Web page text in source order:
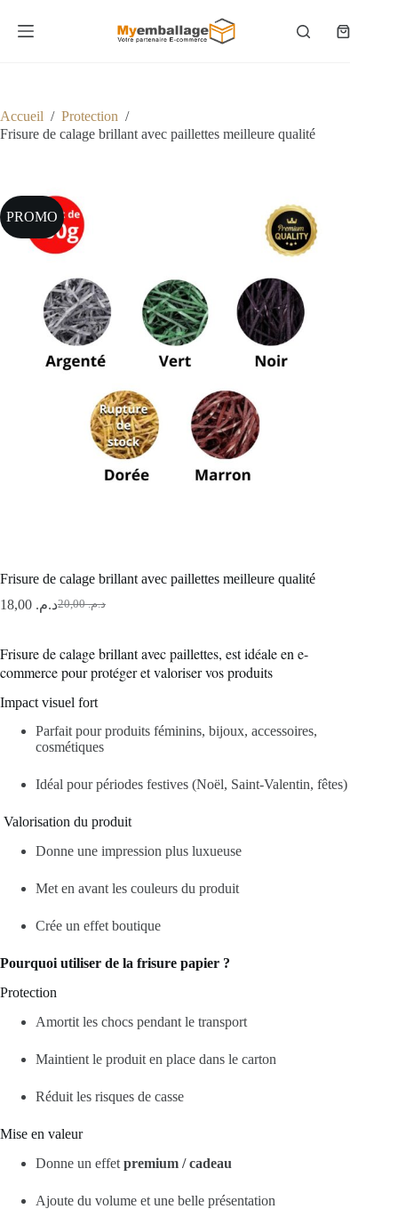
contenu
Panier
Accueil / Protection /
Frisure de calage brillant avec paillettes meilleure qualité
PROMO
Frisure de calage brillant avec paillettes meilleure qualité
د.م.20,00
Le
était :
د.م. 20,00.
د.م.Le
est :
د.م. 18,00.
Frisure de calage brillant avec paillettes, est idéale en e-
commerce pour protéger et valoriser vos produits
Impact visuel fort
Parfait pour produits féminins, bijoux, accessoires,
cosmétiques
Idéal pour périodes festives (Noël, Saint-Valentin, fêtes)
Valorisation du produit
Donne une impression plus luxueuse
Met en avant les couleurs du produit
Crée un effet boutique
Pourquoi utiliser de la frisure papier ?
Protection
Amortit les chocs pendant le transport
Maintient le produit en place dans le carton
Réduit les risques de casse
Mise en valeur
Donne un effet premium / cadeau
Ajoute du volume et une belle présentation